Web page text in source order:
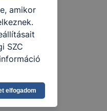
amikor
SZC
ha
és hogyan
elfogadom